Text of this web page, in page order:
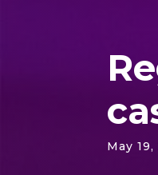
May 19,